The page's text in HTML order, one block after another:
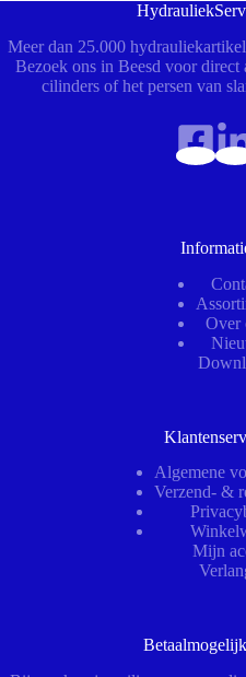
Meer dan 25.000
Bezoek ons in Beesd voor direct
cilinders of het persen van
Over
Algemene
Verzend- &
Mijn